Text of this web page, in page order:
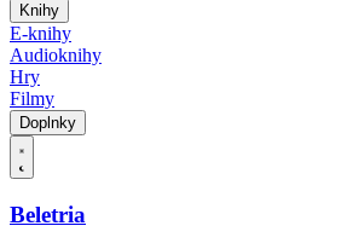
Knihy
E-knihy
Audioknihy
Hry
Filmy
Doplnky
Beletria